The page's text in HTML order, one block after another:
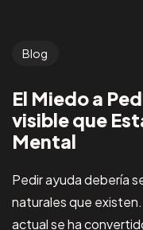
Blog
El Miedo a
visible que
Mental
Pedir ayuda debería
naturales que
actual se ha